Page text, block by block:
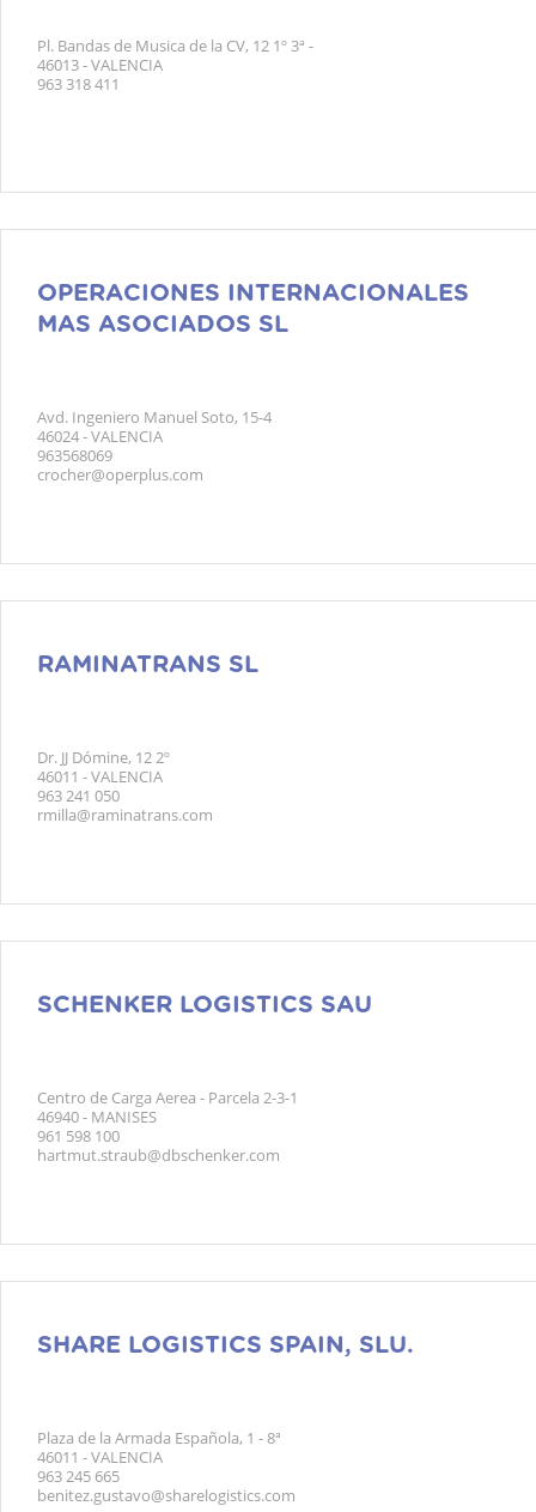
Pl. Bandas de Musica de la CV, 12 1º 3ª -
46013 - VALENCIA
963 318 411
OPERACIONES INTERNACIONALES
MAS ASOCIADOS SL
Avd. Ingeniero Manuel Soto, 15-4
46024 - VALENCIA
963568069
crocher@operplus.com
RAMINATRANS SL
Dr. JJ Dómine, 12 2º
46011 - VALENCIA
963 241 050
rmilla@raminatrans.com
SCHENKER LOGISTICS SAU
Centro de Carga Aerea - Parcela 2-3-1
46940 - MANISES
961 598 100
hartmut.straub@dbschenker.com
SHARE LOGISTICS SPAIN, SLU.
Plaza de la Armada Española, 1 - 8ª
46011 - VALENCIA
963 245 665
benitez.gustavo@sharelogistics.com